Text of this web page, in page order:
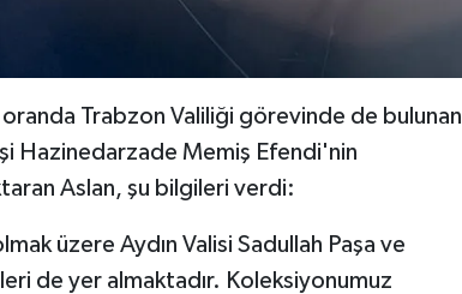
Trabzon Valiliği görevinde de bulunan
Hazinedarzade Memiş Efendi'nin
Aslan, şu bilgileri verdi:
üzere Aydın Valisi Sadullah Paşa ve
de yer almaktadır. Koleksiyonumuz